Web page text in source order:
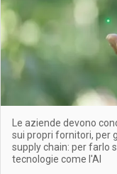
Le aziende devono
sui propri fornitori, per
supply chain: per farlo
tecnologie come l'AI